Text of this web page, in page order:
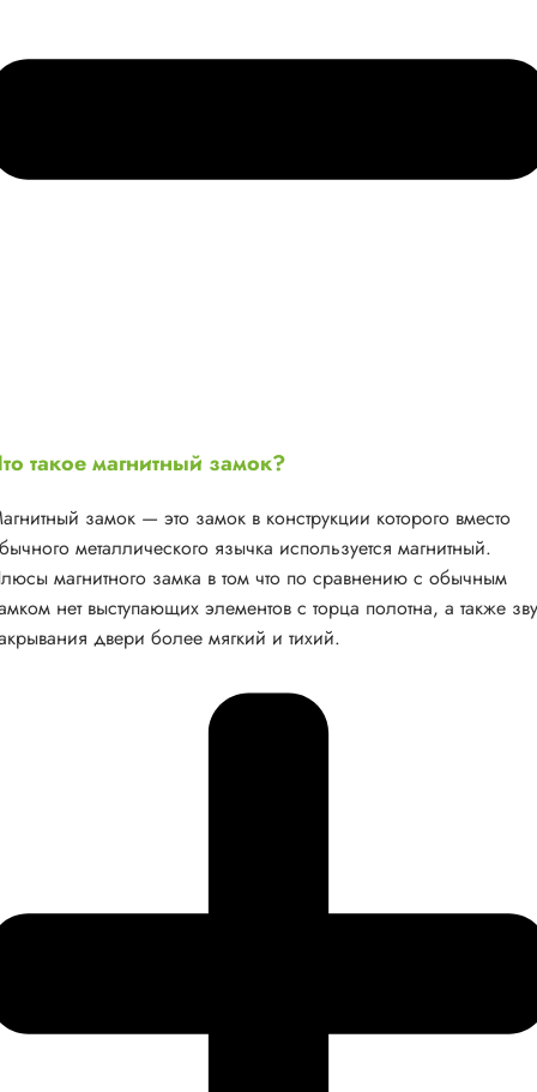
такое магнитный замок?
замок — это замок в конструкции которого вместо
металлического язычка используется магнитный.
магнитного замка в том что по сравнению с обычным
нет выступающих элементов с торца полотна, а также
двери более мягкий и тихий.